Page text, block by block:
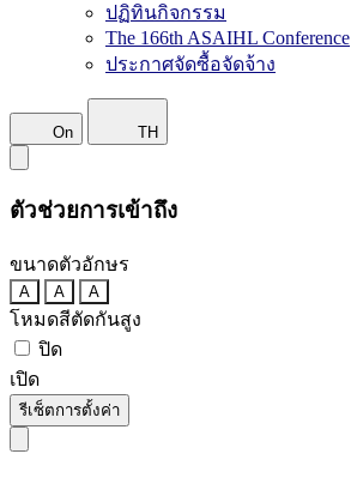
ปฏิทินกิจกรรม
The 166th ASAIHL Conference
ประกาศจัดซื้อจัดจ้าง
On TH
ตัวช่วยการเข้าถึง
ขนาดตัวอักษร
A A A
โหมดสีตัดกันสูง
ปิด
เปิด
รีเซ็ตการตั้งค่า